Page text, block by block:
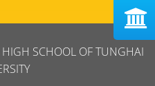
SCHOOL OF TUNGHAI